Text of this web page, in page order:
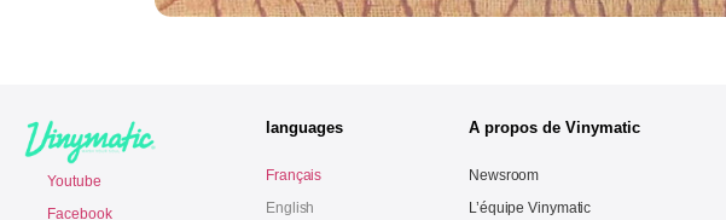
Youtube
Facebook
languages
Français
English
A propos de Vinymatic
Newsroom
L’équipe Vinymatic